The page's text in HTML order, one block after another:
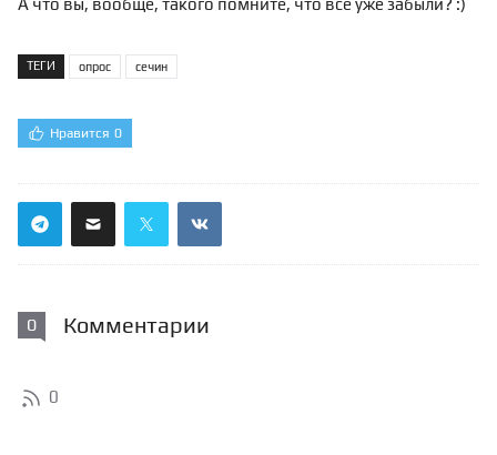
А что вы, вообще, такого помните, что все уже забыли? :)
ТЕГИ опрос сечин
Нравится 0
0 Комментарии
0